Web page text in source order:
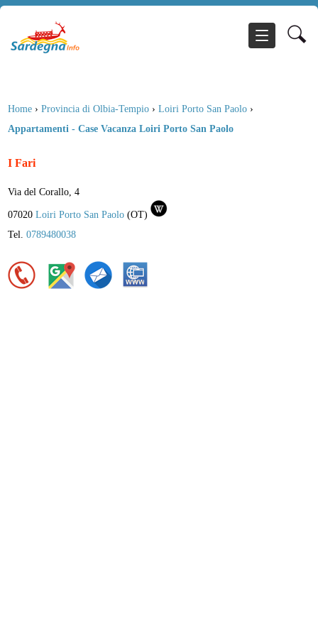
Home › Provincia di Olbia-Tempio › Loiri Porto San Paolo ›
Appartamenti - Case Vacanza Loiri Porto San Paolo
I Fari
Via del Corallo, 4
07020 Loiri Porto San Paolo (OT)
Tel. 0789480038